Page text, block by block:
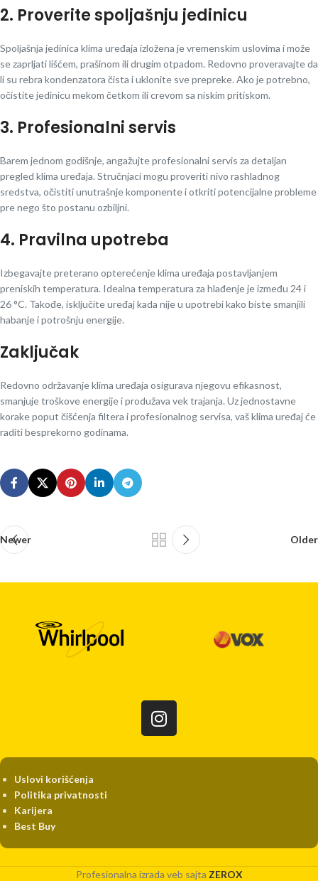
2. Proverite spoljašnju jedinicu
Spoljašnja jedinica klima uređaja izložena je vremenskim uslovima i može
se zaprljati lišćem, prašinom ili drugim otpadom. Redovno proveravajte da
li su rebra kondenzatora čista i uklonite sve prepreke. Ako je potrebno,
očistite jedinicu mekom četkom ili crevom sa niskim pritiskom.
3. Profesionalni servis
Barem jednom godišnje, angažujte profesionalni servis za detaljan
pregled klima uređaja. Stručnjaci mogu proveriti nivo rashladnog
sredstva, očistiti unutrašnje komponente i otkriti potencijalne probleme
pre nego što postanu ozbiljni.
4. Pravilna upotreba
Izbegavajte preterano opterećenje klima uređaja postavljanjem
preniskih temperatura. Idealna temperatura za hlađenje je između 24 i
26 °C. Takođe, isključite uređaj kada nije u upotrebi kako biste smanjili
habanje i potrošnju energije.
Zaključak
Redovno održavanje klima uređaja osigurava njegovu efikasnost,
smanjuje troškove energije i produžava vek trajanja. Uz jednostavne
korake poput čišćenja filtera i profesionalnog servisa, vaš klima uređaj će
raditi besprekorno godinama.
Newer Older
Uslovi korišćenja
Politika privatnosti
Karijera
Best Buy
Profesionalna izrada veb sajta ZEROX